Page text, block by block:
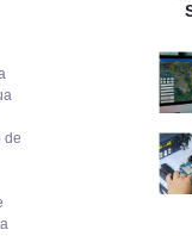
de